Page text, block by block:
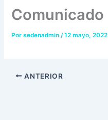
Comunicado
Porsedenadmin/12 mayo, 2022
ANTERIOR